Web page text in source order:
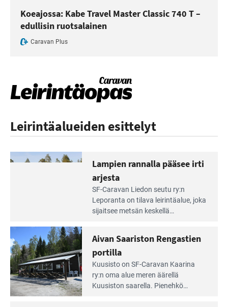
Koeajossa: Kabe Travel Master Classic 740 T –
edullisin ruotsalainen
Caravan Plus
Leirintäalueiden esittelyt
rannalla
pääsee
irti
arjesta
Lampien rannalla pääsee irti
arjesta
SF-Caravan Liedon seutu ry:n
Leporanta on tilava leirintäalue, joka
sijaitsee metsän kes­kellä
tarjoaa ympäris­töineen kauniit
maisemat ja loistavat virkistäytymis­
mahdollisuudet.
Lue
Leirintäoppaan
artikkeli:
Aivan
Aivan Saariston Rengastien
portilla
Kuusisto on SF-Caravan Kaarina
ry:n oma alue meren äärellä
Kuusiston saarella. Pie­nehkö